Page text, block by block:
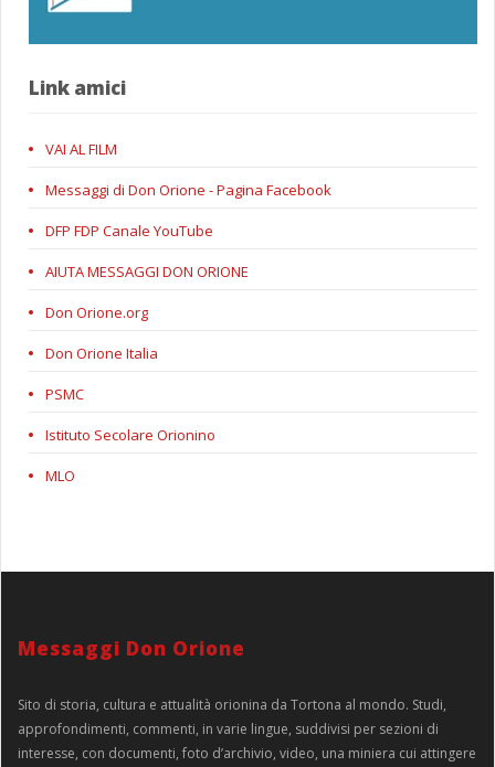
Link amici
VAI AL FILM
Messaggi di Don Orione - Pagina Facebook
DFP FDP Canale YouTube
AIUTA MESSAGGI DON ORIONE
Don Orione.org
Don Orione Italia
PSMC
Istituto Secolare Orionino
MLO
Messaggi Don Orione
Sito di storia, cultura e attualità orionina da Tortona al mondo. Studi,
approfondimenti, commenti, in varie lingue, suddivisi per sezioni di
interesse, con documenti, foto d’archivio, video, una miniera cui attingere